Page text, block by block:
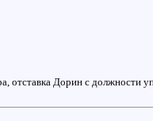
отставка Дорин с должности